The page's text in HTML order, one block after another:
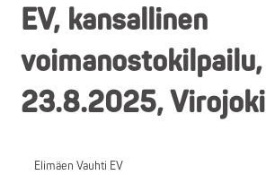
EV, kansallinen
voimanostokilpailu,
23.8.2025, Virojoki
Elimäen Vauhti EV